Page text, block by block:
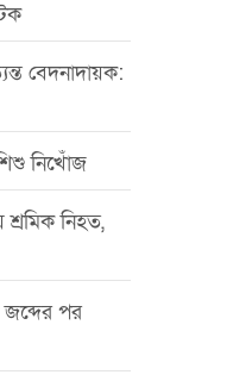
বেদনাদায়ক:
নিখোঁজ
শ্রমিক নিহত,
জব্দের পর